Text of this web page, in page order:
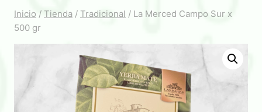
Inicio / Tienda / Tradicional / La Merced Campo Sur x
500 gr